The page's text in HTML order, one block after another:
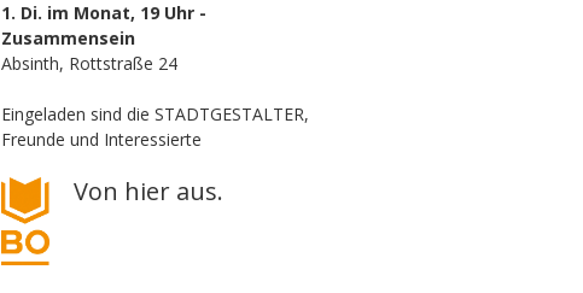
1. Di. im Monat, 19 Uhr -
Zusammensein
Absinth, Rottstraße 24
Eingeladen sind die STADTGESTALTER,
Freunde und Interessierte
Von hier aus.